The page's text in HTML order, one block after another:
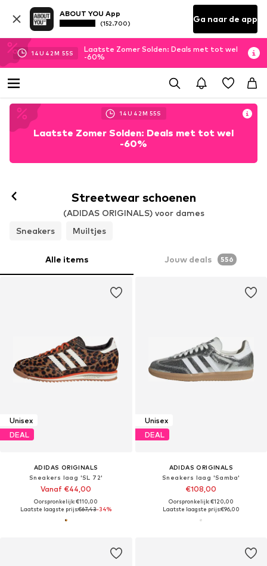
ABOUT YOU App
(152.700) Ga naar de app
14U 42M 52S
Laatste Zomer Solden: Deals met tot wel
-60%
14U 42M 52S
Laatste Zomer Solden: Deals met tot wel
-60%
Streetwear schoenen
(ADIDAS ORIGINALS) voor dames
Sneakers
Muiltjes
Alle items Jouw deals 556
Unisex
DEAL
ADIDAS ORIGINALS
Sneakers laag 'SL 72'
Vanaf €44,00
Oorspronkelijk: €110,00
Laatste laagste prijs:€67,43-34%
Unisex
DEAL
ADIDAS ORIGINALS
Sneakers laag 'Samba'
€108,00
Oorspronkelijk: €120,00
Laatste laagste prijs:€96,00